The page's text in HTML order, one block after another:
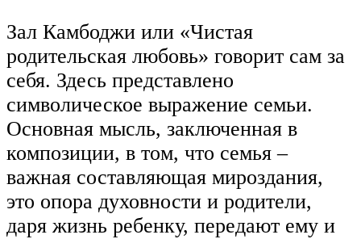
Зал Камбоджи или «Чистая
родительская любовь» говорит сам за
себя. Здесь представлено
символическое выражение семьи.
Основная мысль, заключенная в
композиции, в том, что семья –
важная составляющая мироздания,
это опора духовности и родители,
даря жизнь ребенку, передают ему и